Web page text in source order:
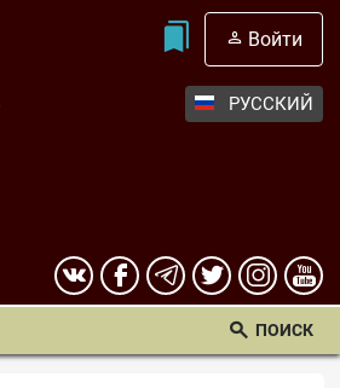
Войти
РУССКИЙ
ПОИСК